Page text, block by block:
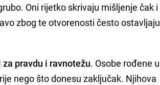
Oni rijetko skrivaju mišljenje čak i
zbog te otvorenosti često ostavljaju
pravdu i ravnotežu. Osobe rođene u
nego što donesu zaključak. Njihova